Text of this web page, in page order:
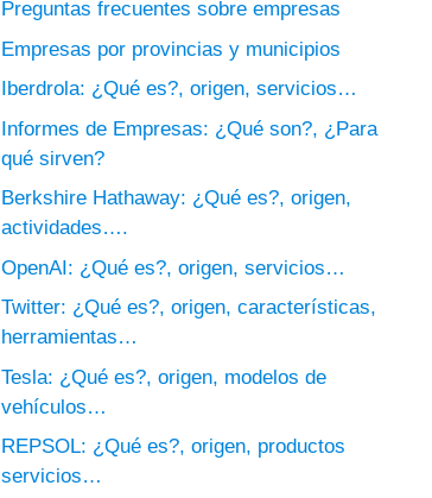
Preguntas frecuentes sobre empresas
Empresas por provincias y municipios
Iberdrola: ¿Qué es?, origen, servicios…
Informes de Empresas: ¿Qué son?, ¿Para
qué sirven?
Berkshire Hathaway: ¿Qué es?, origen,
actividades….
OpenAI: ¿Qué es?, origen, servicios…
Twitter: ¿Qué es?, origen, características,
herramientas…
Tesla: ¿Qué es?, origen, modelos de
vehículos…
REPSOL: ¿Qué es?, origen, productos
servicios…